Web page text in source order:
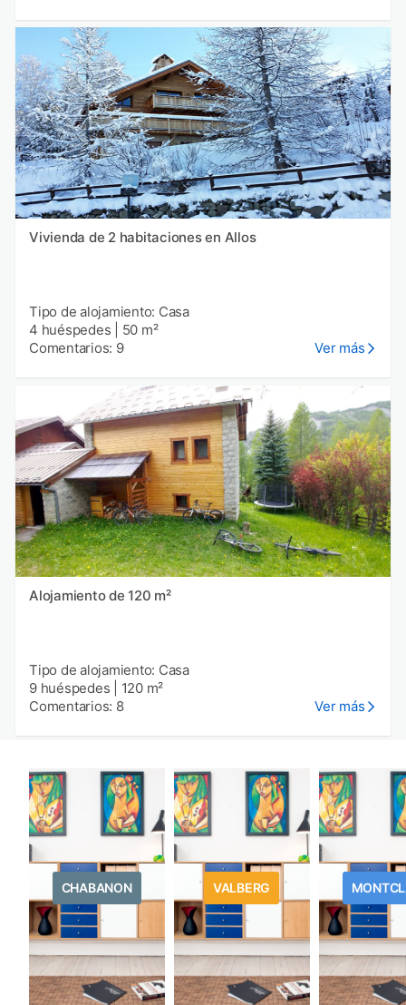
Vivienda de 2 habitaciones en Allos
Tipo de alojamiento: Casa
4 huéspedes
50 m²
Comentarios: 9
Ver más
Alojamiento de 120 m²
Tipo de alojamiento: Casa
9 huéspedes
120 m²
Comentarios: 8
Ver más
CHABANON VALBERG